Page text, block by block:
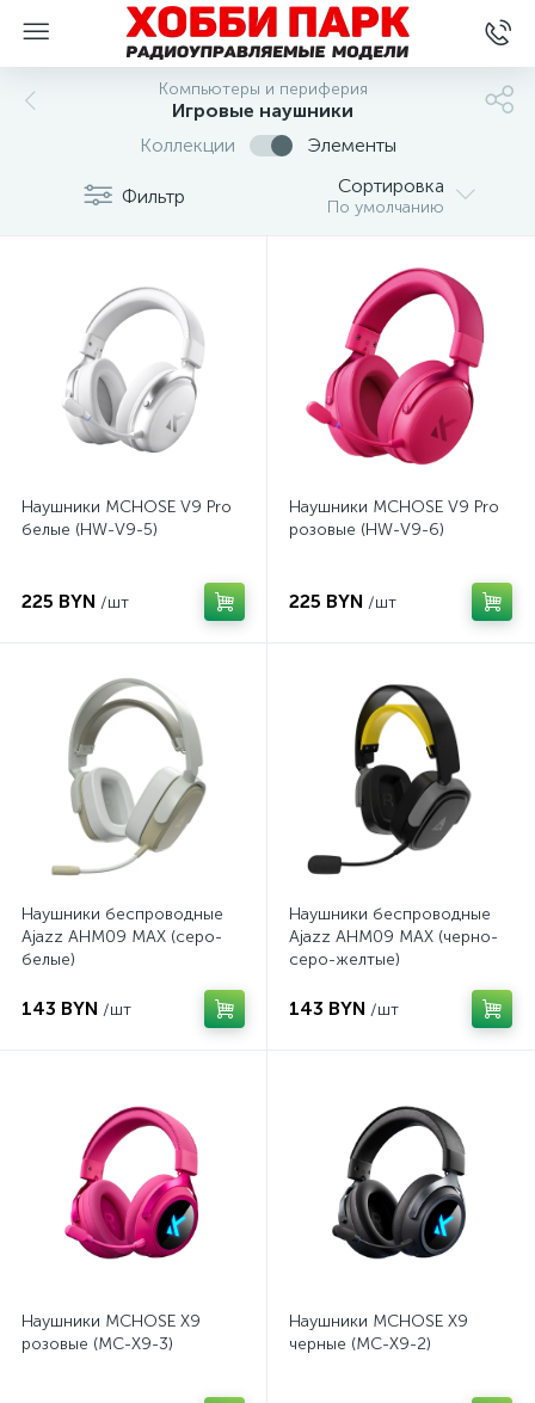
Компьютеры и периферия
Игровые наушники
Коллекции
Элементы
Фильтр Сортировка
По умолчанию
Наушники MCHOSE V9 Pro
белые (HW-V9-5)
225 BYN /шт
Наушники MCHOSE V9 Pro
розовые (HW-V9-6)
225 BYN /шт
Наушники беспроводные
Ajazz AHM09 MAX (серо-
белые)
143 BYN /шт
Наушники беспроводные
Ajazz AHM09 MAX (черно-
серо-желтые)
143 BYN /шт
Наушники MCHOSE X9
розовые (MC-X9-3)
Наушники MCHOSE X9
черные (MC-X9-2)